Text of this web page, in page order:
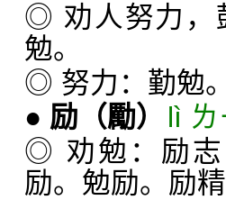
◎ 劝人努力，
勉。
◎ 努力：勤勉
● 励 （勵）
lì ㄌ
◎ 劝勉：励志
励。勉励。励精